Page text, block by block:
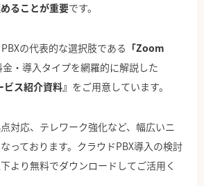
ることが重要です。
の代表的な選択肢である 「Zoom
・導入タイプを網羅的に解説した
ス紹介資料』 をご用意しています。
対応、テレワーク強化など、幅広いニ
っております。クラウドPBX導入の検討
より無料でダウンロードしてご活用く